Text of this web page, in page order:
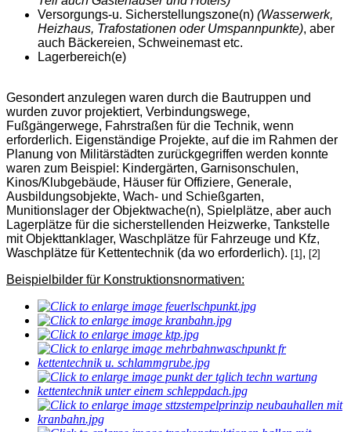
Versorgungs-u. Sicherstellungszone(n) (Wasserwerk,
Heizhaus, Trafostationen oder Umspannpunkte), aber
auch Bäckereien, Schweinemast etc.
Lagerbereich(e)
Gesondert anzulegen waren durch die Bautruppen und
wurden zuvor projektiert, Verbindungswege,
Fußgängerwege, Fahrstraßen für die Technik, wenn
erforderlich. Eigenständige Projekte, auf die im Rahmen der
Planung von Militärstädten zurückgegriffen werden konnte
waren zum Beispiel: Kindergärten, Garnisonschulen,
Kinos/Klubgebäude, Häuser für Offiziere, Generale,
Ausbildungsobjekte, Wach- und Schießgarten,
Munitionslager der Objektwache(n), Spielplätze, aber auch
Lagerplätze für die sicherstellenden Heizwerke, Tankstelle
mit Objekttanklager, Waschplätze für Fahrzeuge und Kfz,
Waschplätze für Kettentechnik (da wo erforderlich). [1] , [2]
Beispielbilder für Konstruktionsnormativen: